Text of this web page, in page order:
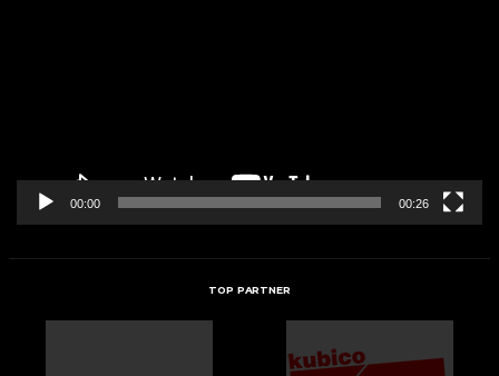
00:00 00:26
TOP PARTNER